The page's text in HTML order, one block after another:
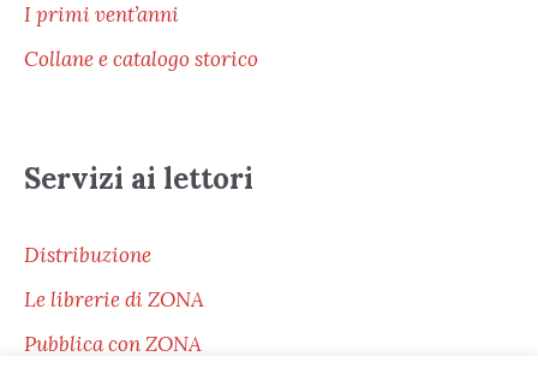
I primi vent’anni
Collane e catalogo storico
Servizi ai lettori
Distribuzione
Le librerie di ZONA
Pubblica con ZONA